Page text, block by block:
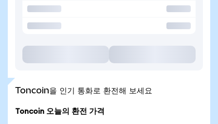
Toncoin을 인기 통화로 환전해 보세요
Toncoin 오늘의 환전 가격